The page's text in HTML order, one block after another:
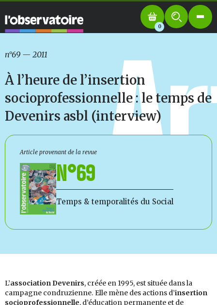
0
n°69 — 2011
À l’heure de l’insertion
socioprofessionnelle : le temps de
Devenirs asbl (interview)
Article provenant de la revue
N°69
Temps & temporalités du Social
L’association Devenirs, créée en 1995, est située dans la
campagne condruzienne. Elle mène des actions d’insertion
socioprofessionnelle, d’éducation permanente et de